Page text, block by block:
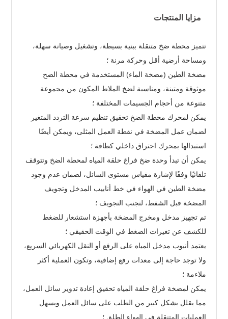
مزايا المنتجات
تتميز محطة ضخ متنقلة ببنية بسيطة، وتشغيل وصيانة سهلة،
ومساحة أرضية أقل وحركة مرنة ؛
مضخة الطين (مضخة الماء) المستخدمة في محطة الضخ
موثوقة ومتينة، ومناسبة لضخ الملاط المكون من مجموعة
متنوعة من أحجام الجسيمات المختلفة ؛
يمكن لمحرك محطة الضخ تحقيق تنظيم سرعة التردد المتغير
لضمان عمل المضخة في نقطة العمل المثلى، ويمكن أيضًا
استبدالها بمحرك احتراق داخلي كطاقة ؛
يمكن أن تبدأ وحدة ضخ فراغ حلقة المياه لمحطة الضخ وتتوقف
تلقائيًا وفقًا لإشارة مقياس مستوى السائل، لضمان عدم وجود
مضخة الطين في الهواء في خط أنابيب المدخل وتجويف
المضخة قبل الشفط، لتجنب التجويف ؛
تم تجهيز مدخل ومخرج المضخة بأجهزة استشعار للضغط
للكشف عن تغيرات الضغط في الوقت الحقيقي ؛
يعتمد أنبوب مدخل المياه على الرفع أو النقل الكهربائي السريع،
ولا توجد حاجة إلى معدات رفع إضافية، وتكون العملية أكثر
ملاءمة ؛
يمكن لمضخة فراغ حلقة المياه تحقيق إعادة تدوير سائل العمل،
مما يقلل بشكل كبير من الطلب على سائل العمل ويسهل
العمليات المتنقلة في الهواء الطلق ؛